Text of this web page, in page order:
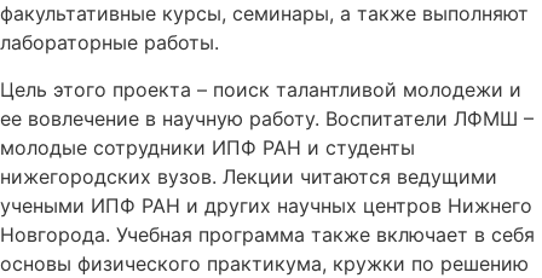
факультативные курсы, семинары, а также выполняют
лабораторные работы.
Цель этого проекта – поиск талантливой молодежи и
ее вовлечение в научную работу. Воспитатели ЛФМШ –
молодые сотрудники ИПФ РАН и студенты
нижегородских вузов. Лекции читаются ведущими
учеными ИПФ РАН и других научных центров Нижнего
Новгорода. Учебная программа также включает в себя
основы физического практикума, кружки по решению